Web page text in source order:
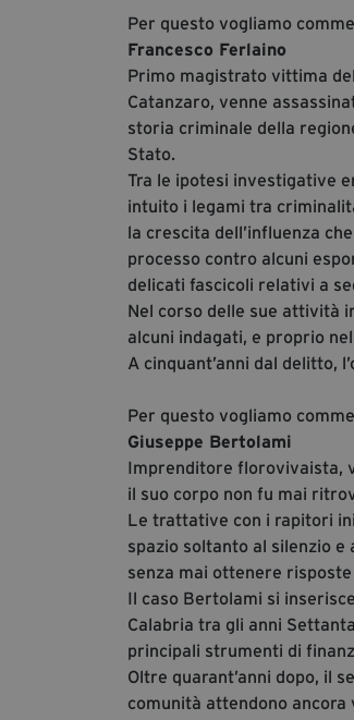
Per questo vogliamo
Francesco Ferlaino
Primo magistrato vittima
Catanzaro, venne
storia criminale della
Stato.
Tra le ipotesi investigative
intuito i legami tra
la crescita dell’influenza
processo contro alcuni
delicati fascicoli relativi a
Nel corso delle sue attività
alcuni indagati, e proprio
A cinquant’anni dal delitto,
Per questo vogliamo
Giuseppe Bertolami
Imprenditore florovivaista,
il suo corpo non fu mai
Le trattative con i rapitori
spazio soltanto al silenzio
senza mai ottenere
Il caso Bertolami si
Calabria tra gli anni
principali strumenti di
Oltre quarant’anni dopo, il
comunità attendono ancora